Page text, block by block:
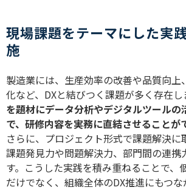
現場課題をテーマにした実
施
製造業には、生産効率の改善や品質向上
化など、 DXと結びつく課題が多く存在し
を題材にデータ分析やデジタルツールの
で、研修内容を実務に直結させることが
さらに、プロジェクト形式で課題解決に
課題発見力や問題解決力、部門間の連携
す。こうした実践を積み重ねることで、
だけでなく、組織全体のDX推進にもつな